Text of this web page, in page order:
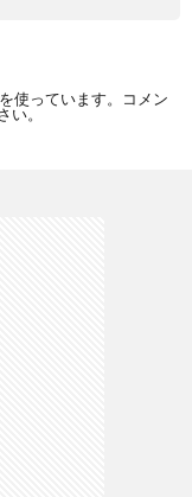
使っています。
コメン
い。